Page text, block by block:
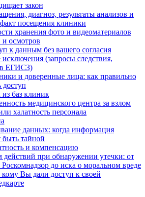
закон
диагноз, результаты анализов и
посещения клиники
хранения фото и видеоматериалов
осмотров
к данным без вашего согласия
(запросы следствия,
в ЕГИСЗ)
и доверенные лица: как правильно
баз клиник
медицинского центра за взлом
халатность персонала
данных: когда информация
быть тайной
и компенсацию
действий при обнаружении утечки: от
до иска о моральном вреде
Вы дали доступ к своей